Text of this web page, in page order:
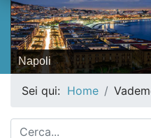
Napoli
Sei qui: Home